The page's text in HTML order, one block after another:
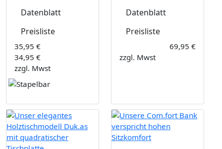
Datenblatt
Preisliste
35,95 €
34,95 €
zzgl. Mwst
Datenblatt
Preisliste
69,95 €
zzgl. Mwst